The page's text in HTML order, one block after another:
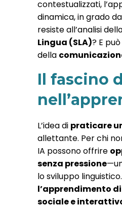
contestualizzati,
dinamica, in grado
resiste all’analisi
Lingua (SLA)? E
della
Il fascino
L’idea di praticare
allettante. Per chi
IA possono offrire
senza pressione
lo sviluppo
l’apprendimento
sociale e